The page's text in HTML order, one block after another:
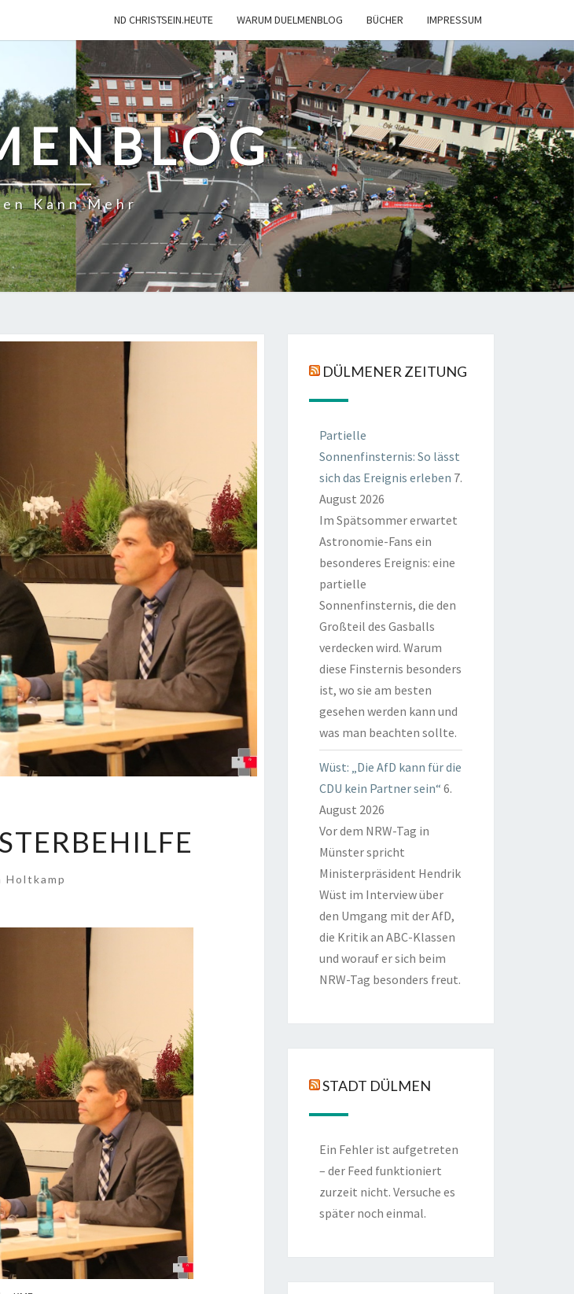
ND CHRISTSEIN.HEUTE WARUM DUELMENBLOG BÜCHER IMPRESSUM
Kann Mehr
Holtkamp
DÜLMENER ZEITUNG
Partielle
Sonnenfinsternis: So lässt
sich das Ereignis erleben 7.
August 2026
Im Spätsommer erwartet
Astronomie-Fans ein
besonderes Ereignis: eine
partielle
Sonnenfinsternis, die den
Großteil des Gasballs
verdecken wird. Warum
diese Finsternis besonders
ist, wo sie am besten
gesehen werden kann und
was man beachten sollte.
Wüst: „Die AfD kann für die
CDU kein Partner sein“ 6.
August 2026
Vor dem NRW-Tag in
Münster spricht
Ministerpräsident Hendrik
Wüst im Interview über
den Umgang mit der AfD,
die Kritik an ABC-Klassen
und worauf er sich beim
NRW-Tag besonders freut.
STADT DÜLMEN
Ein Fehler ist aufgetreten
– der Feed funktioniert
zurzeit nicht. Versuche es
später noch einmal.